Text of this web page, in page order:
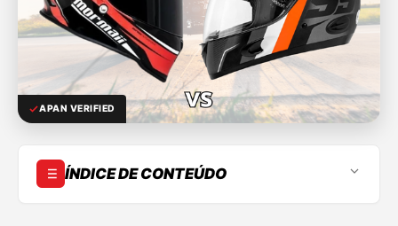
APAN VERIFIED
ÍNDICE DE CONTEÚDO